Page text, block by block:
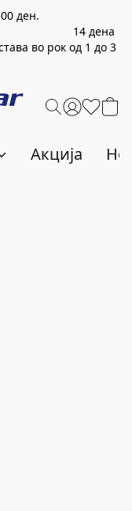
ден.
дена
рок од 1 до 3
Акција